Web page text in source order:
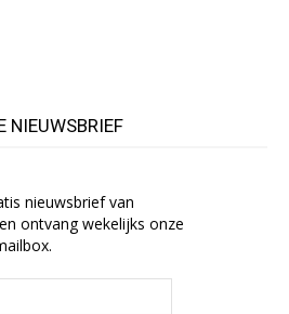
NIEUWSBRIEF
nieuwsbrief van
ontvang wekelijks onze